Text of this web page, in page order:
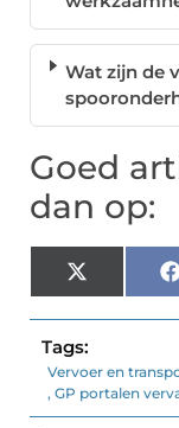
Wat zijn de
Goed
dan op:
X
(Twitter)
Tags:
Vervoer en
, GP portalen